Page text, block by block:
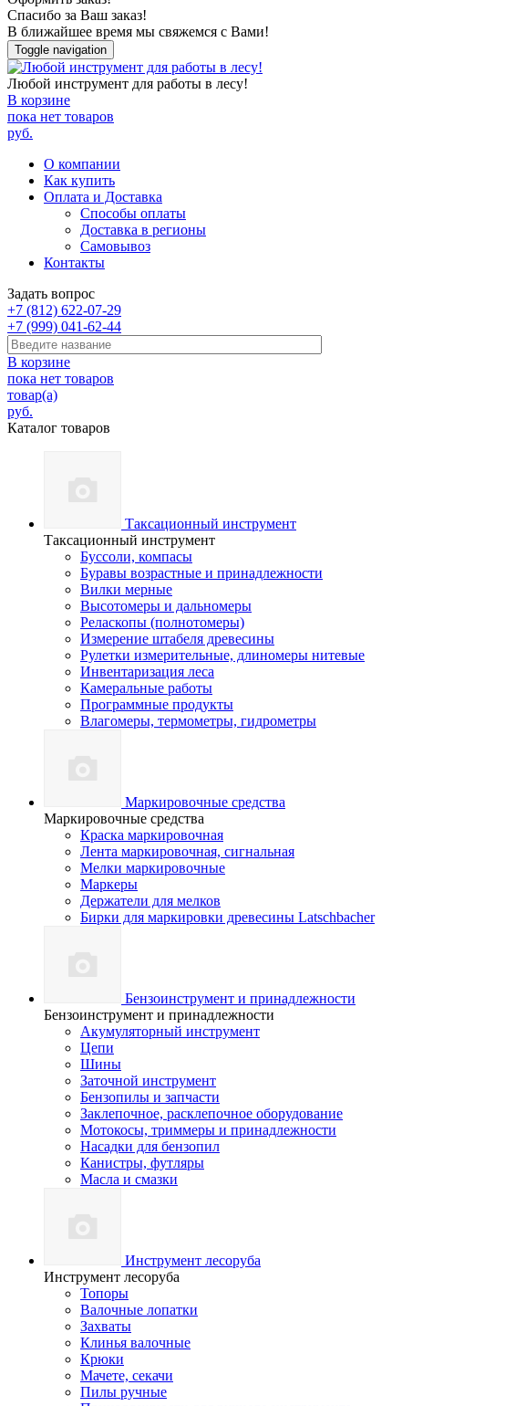
Спасибо за Ваш заказ!
В ближайшее время мы свяжемся с Вами!
Toggle navigation
Любой инструмент для работы в лесу!
В корзине
пока нет товаров
руб.
О компании
Как купить
Оплата и Доставка
Способы оплаты
Доставка в регионы
Самовывоз
Контакты
Задать вопрос
+7 (812) 622-07-29
+7 (999) 041-62-44
В корзине
пока нет товаров
товар(а)
руб.
Каталог товаров
Таксационный инструмент
Таксационный инструмент
Буссоли, компасы
Буравы возрастные и принадлежности
Вилки мерные
Высотомеры и дальномеры
Реласкопы (полнотомеры)
Измерение штабеля древесины
Рулетки измерительные, длиномеры нитевые
Инвентаризация леса
Камеральные работы
Программные продукты
Влагомеры, термометры, гидрометры
Маркировочные средства
Маркировочные средства
Краска маркировочная
Лента маркировочная, сигнальная
Мелки маркировочные
Маркеры
Держатели для мелков
Бирки для маркировки древесины Latschbacher
Бензоинструмент и принадлежности
Бензоинструмент и принадлежности
Акумуляторный инструмент
Цепи
Шины
Заточной инструмент
Бензопилы и запчасти
Заклепочное, расклепочное оборудование
Мотокосы, триммеры и принадлежности
Насадки для бензопил
Канистры, футляры
Масла и смазки
Инструмент лесоруба
Инструмент лесоруба
Топоры
Валочные лопатки
Захваты
Клинья валочные
Крюки
Мачете, секачи
Пилы ручные